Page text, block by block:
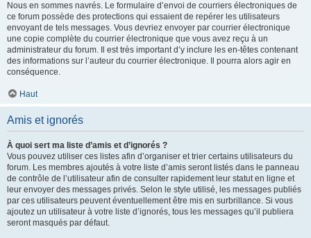
Nous en sommes navrés. Le formulaire d’envoi de courriers électroniques de
ce forum possède des protections qui essaient de repérer les utilisateurs
envoyant de tels messages. Vous devriez envoyer par courrier électronique
une copie complète du courrier électronique que vous avez reçu à un
administrateur du forum. Il est très important d’y inclure les en-têtes contenant
des informations sur l’auteur du courrier électronique. Il pourra alors agir en
conséquence.
Haut
Amis et ignorés
À quoi sert ma liste d’amis et d’ignorés ?
Vous pouvez utiliser ces listes afin d’organiser et trier certains utilisateurs du
forum. Les membres ajoutés à votre liste d’amis seront listés dans le panneau
de contrôle de l’utilisateur afin de consulter rapidement leur statut en ligne et
leur envoyer des messages privés. Selon le style utilisé, les messages publiés
par ces utilisateurs peuvent éventuellement être mis en surbrillance. Si vous
ajoutez un utilisateur à votre liste d’ignorés, tous les messages qu’il publiera
seront masqués par défaut.